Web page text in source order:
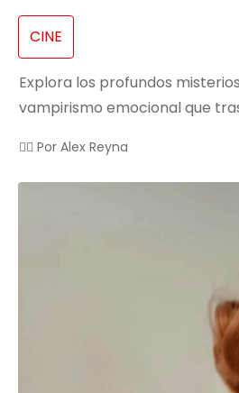
CINE
Explora los profundos
vampirismo emocional que
✍🏻 Por Alex Reyna